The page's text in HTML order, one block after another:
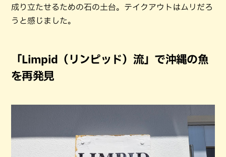
成り立たせるための石の土台。テイクアウトはムリだろ
うと感じました。
「Limpid（リンピッド）流」で沖縄の魚
を再発見